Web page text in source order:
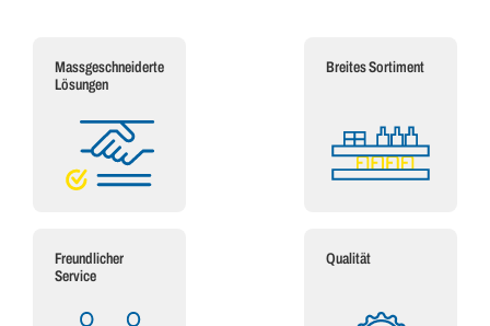
Massgeschneiderte
Lösungen
Breites Sortiment
Freundlicher
Service
Qualität